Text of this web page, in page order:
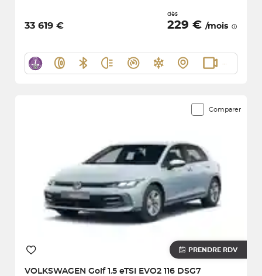
33 619 €
dès
229 € /mois
Comparer
PRENDRE RDV
VOLKSWAGEN Golf 1.5 eTSI EVO2 116 DSG7